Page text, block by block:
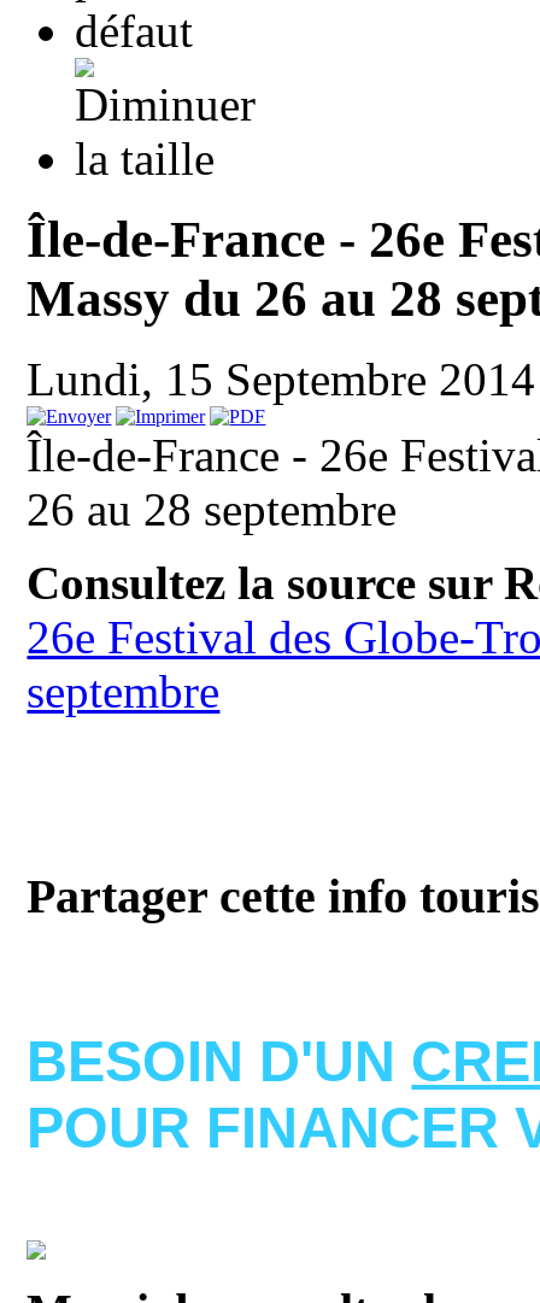
Île-de-France - 26e
Massy du 26 au 28
Lundi, 15 Septembre
Île-de-France - 26e
26 au 28 septembre
Consultez la source sur
26e Festival des Globe-
septembre
Partager cette info
BESOIN D'UN
POUR FINANCER